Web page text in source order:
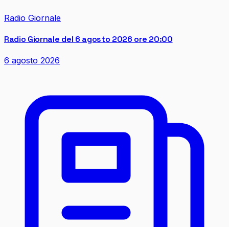
Radio Giornale
Radio Giornale del 6 agosto 2026 ore 20:00
6 agosto 2026